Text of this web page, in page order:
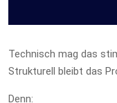
Technisch mag das
Strukturell bleibt das
Denn: